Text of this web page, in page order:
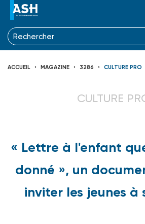
ACCUEIL MAGAZINE 3286 CULTURE PRO
CULTURE
« Lettre à l'enfant
donné », un
inviter les jeunes à